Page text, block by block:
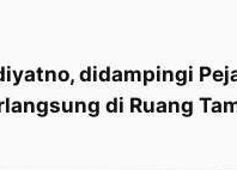
didampingi
di Ruang